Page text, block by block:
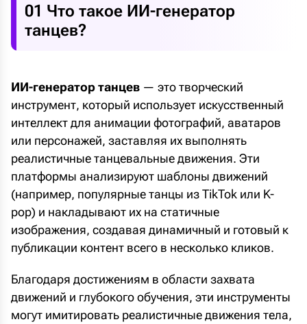
01 Что такое ИИ-генератор
танцев?
ИИ-генератор танцев — это творческий
инструмент, который использует искусственный
интеллект для анимации фотографий, аватаров
или персонажей, заставляя их выполнять
реалистичные танцевальные движения. Эти
платформы анализируют шаблоны движений
(например, популярные танцы из TikTok или K-
pop) и накладывают их на статичные
изображения, создавая динамичный и готовый к
публикации контент всего в несколько кликов.
Благодаря достижениям в области захвата
движений и глубокого обучения, эти инструменты
могут имитировать реалистичные движения тела,